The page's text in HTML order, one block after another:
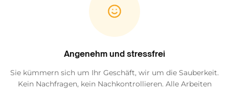
Angenehm und stressfrei
Sie kümmern sich um Ihr Geschäft, wir um die Sauberkeit.
Kein Nachfragen, kein Nachkontrollieren. Alle Arbeiten